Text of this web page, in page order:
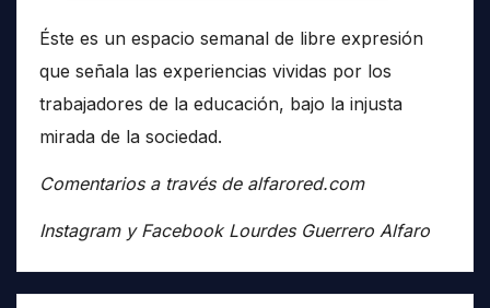
Éste es un espacio semanal de libre expresión
que señala las experiencias vividas por los
trabajadores de la educación, bajo la injusta
mirada de la sociedad.
Comentarios a través de alfarored.com
Instagram y Facebook Lourdes Guerrero Alfaro